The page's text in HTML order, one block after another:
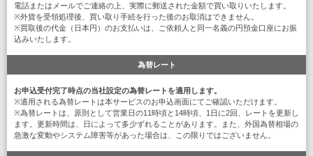
電話またはメールでご連絡の上、実際に郵送された金額で買い取りいたします。
※外貨を受領処理後、買い取り手続を行った後のお取消はできません。
※買取後の代金（日本円）のお支払いは、ご依頼人と同一名義の円預金口座にお振
込みいたします。
為替レート
お申込受付完了時点の当社設定の為替レートを適用します。
※適用される為替レートは本サービスのお申込画面にてご確認いただけます。
※為替レートは、原則として営業日の11時頃と14時頃、1日に2回、レートを更新し
ます。更新時間は、日によって多少ずれることがあります。また、外国為替相場の
急激な変動やシステム障害等があった場合は、この限りではございません。